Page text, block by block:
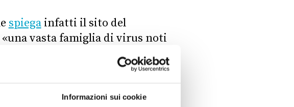
Informazioni sui cookie
spiegainfatti il sito del
vasta famiglia di virus noti
a malattie più gravi come la
respiratoria acuta grave